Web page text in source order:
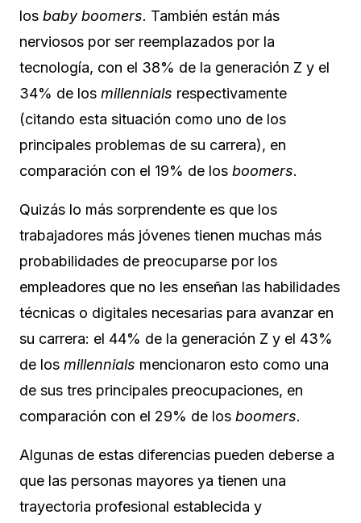
los baby boomers. También están más
nerviosos por ser reemplazados por la
tecnología, con el 38% de la generación Z y el
34% de los millennials respectivamente
(citando esta situación como uno de los
principales problemas de su carrera), en
comparación con el 19% de los boomers.
Quizás lo más sorprendente es que los
trabajadores más jóvenes tienen muchas más
probabilidades de preocuparse por los
empleadores que no les enseñan las habilidades
técnicas o digitales necesarias para avanzar en
su carrera: el 44% de la generación Z y el 43%
de los millennials mencionaron esto como una
de sus tres principales preocupaciones, en
comparación con el 29% de los boomers.
Algunas de estas diferencias pueden deberse a
que las personas mayores ya tienen una
trayectoria profesional establecida y